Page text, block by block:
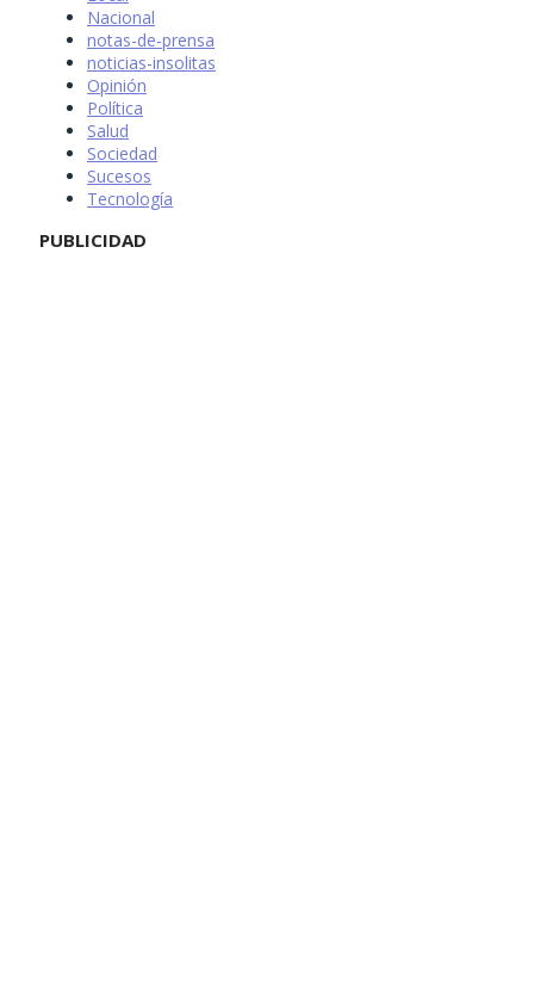
Nacional
notas-de-prensa
noticias-insolitas
Opinión
Política
Salud
Sociedad
Sucesos
Tecnología
PUBLICIDAD